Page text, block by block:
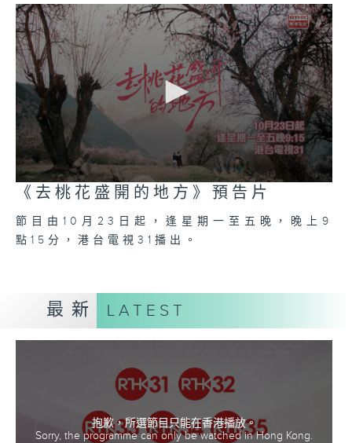
0
seconds
of
0
seconds
《去桃花盛開的地方》預告片
節目由10月23日起，逢星期一至五晚，晚上9
點15分，港台電視31播出。
最新 LATEST
抱歉，所選節目只能在香港播放。
Sorry, the programme can only be watched in Hong Kong.